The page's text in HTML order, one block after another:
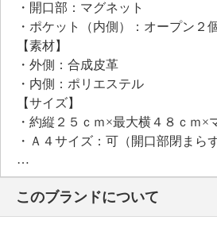
・開口部：マグネット
・ポケット（内側）：オープン２
【素材】
・外側：合成皮革
・内側：ポリエステル
【サイズ】
・約縦２５ｃｍ×最大横４８ｃｍ×
・Ａ４サイズ：可（開口部閉まらず
【重さ】
・約６７０ｇ
【個体差あり】
・個体差あり
このブランドについて